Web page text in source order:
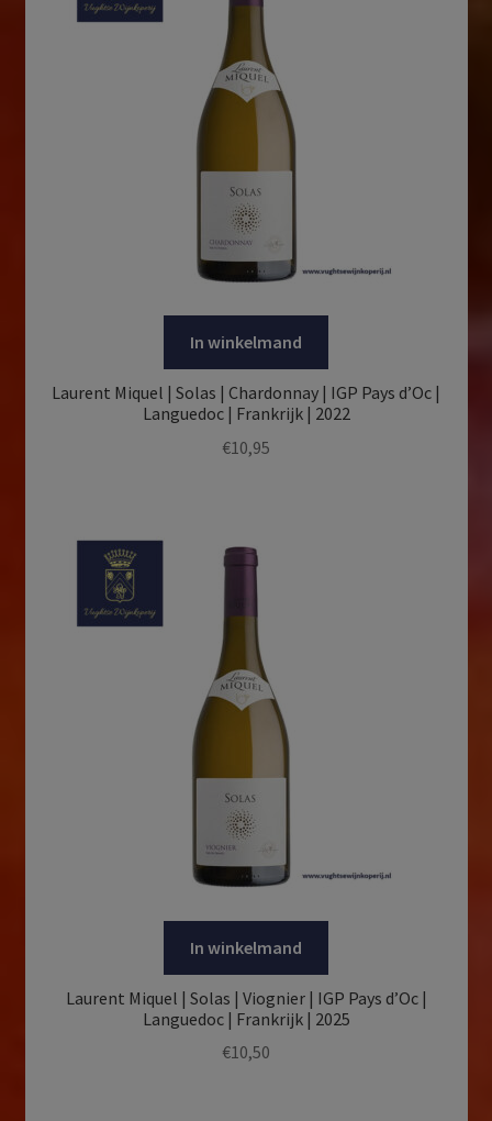
In winkelmand
Laurent Miquel | Solas | Chardonnay | IGP Pays d’Oc |
Languedoc | Frankrijk | 2022
€10,95
In winkelmand
Laurent Miquel | Solas | Viognier | IGP Pays d’Oc |
Languedoc | Frankrijk | 2025
€10,50